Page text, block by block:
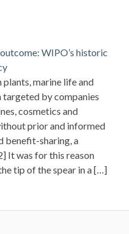
WIPO’s historic
marine life and
by companies
cosmetics and
prior and informed
benefit-sharing, a
It was for this reason
tip of the spear in a […]